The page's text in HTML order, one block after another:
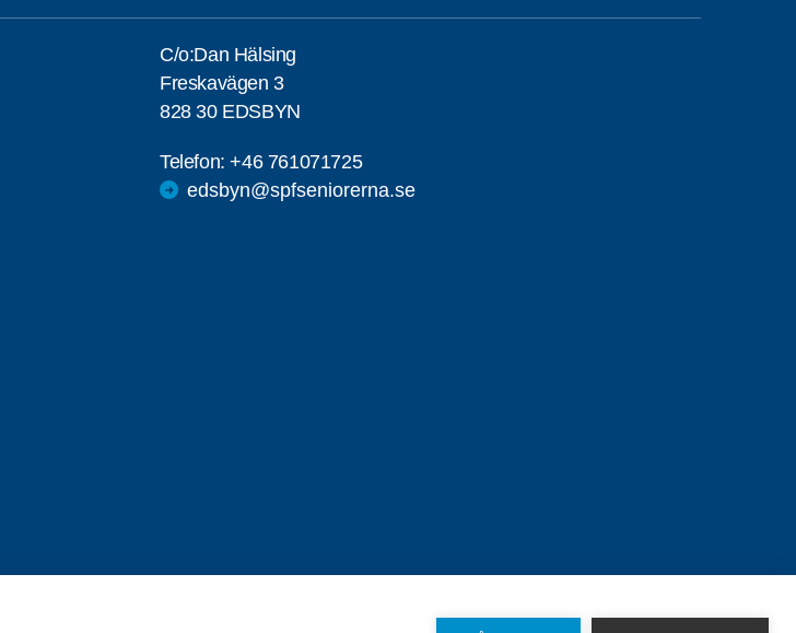
C/o:Dan Hälsing
Freskavägen 3
828 30 EDSBYN
Telefon:+46 761071725
edsbyn@spfseniorerna.se